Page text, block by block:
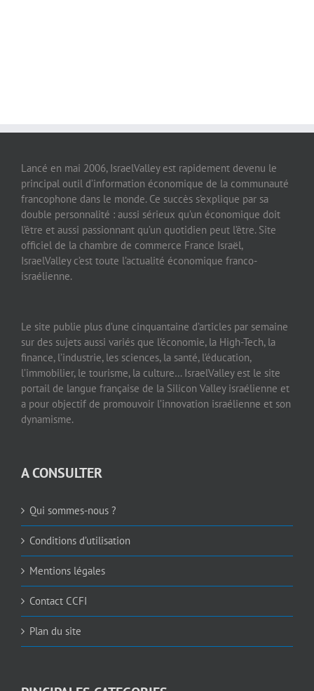
Lancé en mai 2006, IsraelValley est rapidement devenu le
principal outil d’information économique de la communauté
francophone dans le monde. Ce succès s’explique par sa
double personnalité : aussi sérieux qu’un économique doit
l’être et aussi passionnant qu’un quotidien peut l’être. Site
officiel de la chambre de commerce France Israël,
IsraelValley c’est toute l’actualité économique franco-
israélienne.
Le site publie plus d’une cinquantaine d’articles par semaine
sur des sujets aussi variés que l’économie, la High-Tech, la
finance, l’industrie, les sciences, la santé, l’éducation,
l’immobilier, le tourisme, la culture… IsraelValley est le site
portail de langue française de la Silicon Valley israélienne et
a pour objectif de promouvoir l’innovation israélienne et son
dynamisme.
A CONSULTER
Qui sommes-nous ?
Conditions d’utilisation
Mentions légales
Contact CCFI
Plan du site